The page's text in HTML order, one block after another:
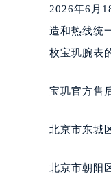
2026年6月
造和热线统
枚宝玑腕表
宝玑官方售
北京市东城
北京市朝阳